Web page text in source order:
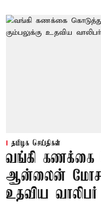
தமிழக செய்திகள்
வங்கி கணக்கை
ஆன்லைன்
உதவிய